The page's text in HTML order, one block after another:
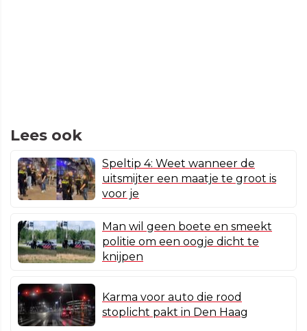
Lees ook
Speltip 4: Weet wanneer de
uitsmijter een maatje te groot is
voor je
Man wil geen boete en smeekt
politie om een oogje dicht te
knijpen
Karma voor auto die rood
stoplicht pakt in Den Haag